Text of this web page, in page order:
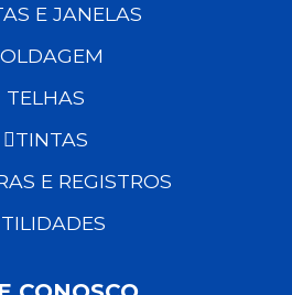
E JANELAS
TELHAS
TINTAS
E REGISTROS